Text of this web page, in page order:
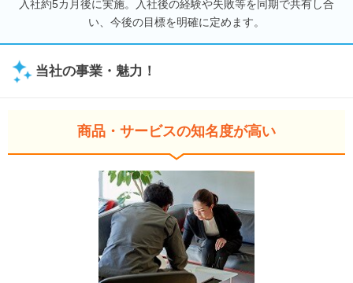
入社約5カ月後に実施。入社後の経験や失敗等を同期で共有し合
い、今後の目標を明確に定めます。
当社の事業・魅力！
商品・サービスの知名度が高い